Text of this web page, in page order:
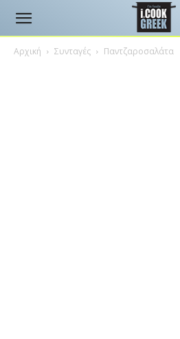
Αρχική Συνταγές Παντζαροσαλάτα